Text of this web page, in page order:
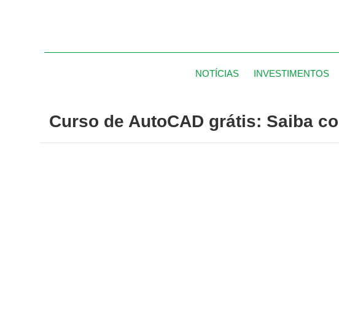
NOTÍCIAS INVESTIMENTOS
Curso de AutoCAD grátis: Saiba